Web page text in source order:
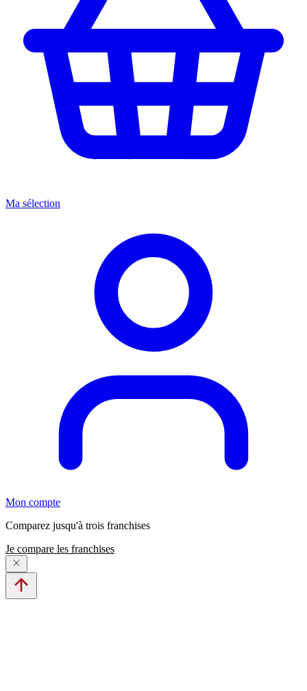
Ma sélection
Mon compte
Comparez jusqu'à trois franchises
Je compare les franchises